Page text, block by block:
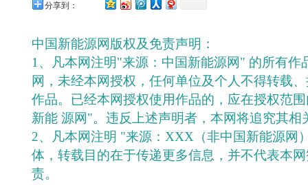
分享到：
中国新能源网版权及免责声明：
1、凡本网注明"来源：中国新能源网" 的所有作
网，未经本网授权，任何单位及个人不得转载
作品。已经本网授权使用作品的，应在授权范
新能 源网"。违反上述声明者，本网将追究其相
2、凡本网注明 "来源：XXX（非中国新能源网
体，转载目的在于传递更多信息，并不代表本
责。